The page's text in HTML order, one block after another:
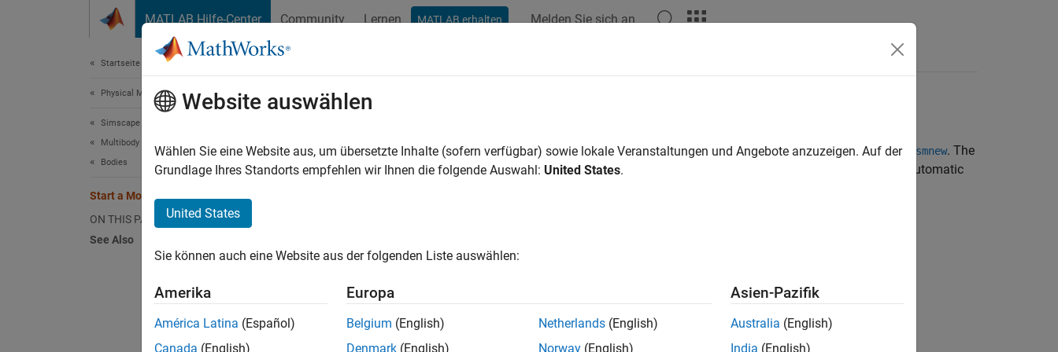
MATLAB Hilfe-Center Community Lernen MATLAB erhalten Melden Sie sich an
Startseite der Dokumentation
Physical Modeling
Simscape Multibody
Multibody Modeling
Bodies
Start a Model from a Template
ON THIS PAGE
See Also
Start a Model from a Template
You can start a newSimscape™ Multibody™model directly from the MATLAB® command prompt by entering smnew. The
smnewfunction opens aSimscape Multibodymodel template with commonly used blocks and variable-step automatic
Website auswählen
Wählen Sie eine Website aus, um übersetzte Inhalte (sofern verfügbar) sowie lokale Veranstaltungen und Angebote anzuzeigen. Auf der
Grundlage Ihres Standorts empfehlen wir Ihnen die folgende Auswahl: United States.
United States
Sie können auch eine Website aus der folgenden Liste auswählen:
Amerika
América Latina (Español)
Canada (English)
Europa
Belgium (English)
Denmark (English)
Netherlands (English)
Norway (English)
Asien-Pazifik
Australia (English)
India (English)